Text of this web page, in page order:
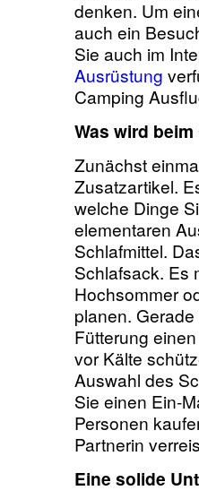
denken. Um
auch ein
Sie auch im
Ausrüstung
Camping
Was wird beim
Zunächst
Zusatzartikel.
welche Dinge
elementaren
Schlafmittel.
Schlafsack. Es
Hochsommer
planen.
Fütterung
vor Kälte
Auswahl des
Sie einen Ein-
Personen
Partnerin
Eine solide